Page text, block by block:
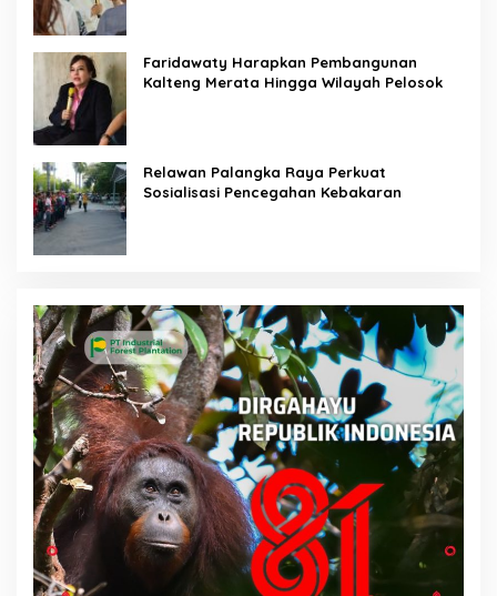
Faridawaty Harapkan Pembangunan
Kalteng Merata Hingga Wilayah Pelosok
Relawan Palangka Raya Perkuat
Sosialisasi Pencegahan Kebakaran